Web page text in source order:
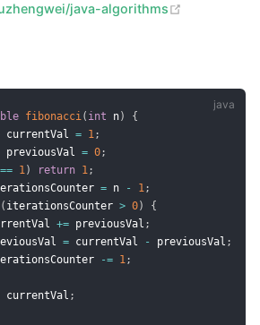
java-algorithms
fibonacci( int n)
{
currentVal = 1;
previousVal = 0;
== 1) return 1;
= n - 1;
( iterationsCounter > 0)
{
+= previousVal ;
= currentVal - previousVal ;
-= 1;
currentVal ;